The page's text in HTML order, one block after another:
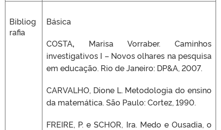
Bibliog
rafia
Básica
COSTA, Marisa Vorraber. Caminhos
investigativos I – Novos olhares na pesquisa
em educação. Rio de Janeiro: DP&A, 2007.
CARVALHO, Dione L. Metodologia do ensino
da matemática. São Paulo: Cortez, 1990.
FREIRE, P. e SCHOR, Ira. Medo e Ousadia, o